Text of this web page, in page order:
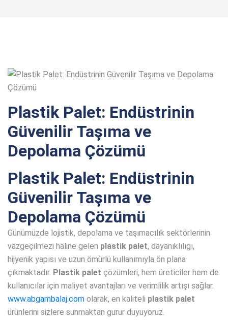
Plastik Palet: Endüstrinin
Güvenilir Taşıma ve
Depolama Çözümü
Plastik Palet: Endüstrinin
Güvenilir Taşıma ve
Depolama Çözümü
Günümüzde lojistik, depolama ve taşımacılık sektörlerinin
vazgeçilmezi haline gelen plastik palet, dayanıklılığı,
hijyenik yapısı ve uzun ömürlü kullanımıyla ön plana
çıkmaktadır. Plastik palet çözümleri, hem üreticiler hem de
kullanıcılar için maliyet avantajları ve verimlilik artışı sağlar.
www.abgambalaj.com olarak, en kaliteli plastik palet
ürünlerini sizlere sunmaktan gurur duyuyoruz.